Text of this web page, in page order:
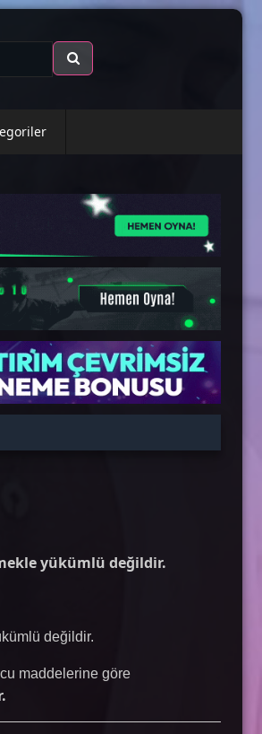
yükümlü değildir.
değildir.
maddelerine göre